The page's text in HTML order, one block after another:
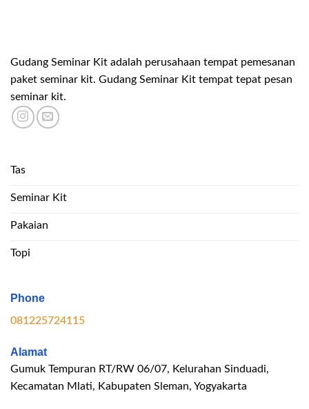
Gudang Seminar Kit adalah perusahaan tempat pemesanan
paket seminar kit. Gudang Seminar Kit tempat tepat pesan
seminar kit.
Tas
Seminar Kit
Pakaian
Topi
Phone
081225724115
Alamat
Gumuk Tempuran RT/RW 06/07, Kelurahan Sinduadi,
Kecamatan Mlati, Kabupaten Sleman, Yogyakarta